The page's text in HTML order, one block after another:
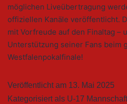
möglichen Liveübertragung
offiziellen Kanäle veröffentlicht.
mit Vorfreude auf den Finaltag –
Unterstützung seiner Fans beim
Westfalenpokalfinale!
Veröffentlicht am 13. Mai 2025
Kategorisiert als U-17